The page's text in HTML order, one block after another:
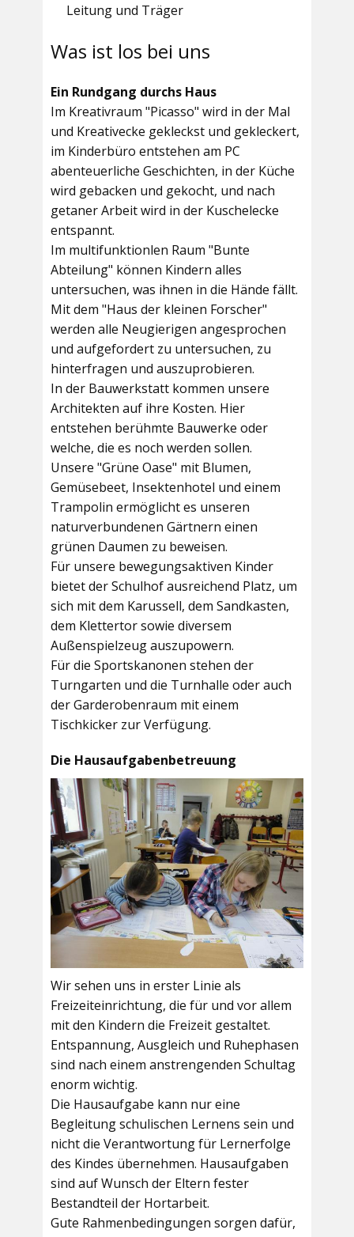
Leitung und Träger
Was ist los bei uns
Ein Rundgang durchs Haus
Im Kreativraum "Picasso" wird in der Mal
und Kreativecke gekleckst und gekleckert,
im Kinderbüro entstehen am PC
abenteuerliche Geschichten, in der Küche
wird gebacken und gekocht, und nach
getaner Arbeit wird in der Kuschelecke
entspannt.
Im multifunktionlen Raum "Bunte
Abteilung" können Kindern alles
untersuchen, was ihnen in die Hände fällt.
Mit dem "Haus der kleinen Forscher"
werden alle Neugierigen angesprochen
und aufgefordert zu untersuchen, zu
hinterfragen und auszuprobieren.
In der Bauwerkstatt kommen unsere
Architekten auf ihre Kosten. Hier
entstehen berühmte Bauwerke oder
welche, die es noch werden sollen.
Unsere "Grüne Oase" mit Blumen,
Gemüsebeet, Insektenhotel und einem
Trampolin ermöglicht es unseren
naturverbundenen Gärtnern einen
grünen Daumen zu beweisen.
Für unsere bewegungsaktiven Kinder
bietet derSchulhofausreichend Platz, um
sich mit dem Karussell, dem Sandkasten,
dem Klettertor sowie diversem
Außenspielzeug auszupowern.
Für die Sportskanonen stehen der
Turngarten und die Turnhalle oder auch
derGarderobenraum mit einem
Tischkicker zur Verfügung.
Die Hausaufgabenbetreuung
Wir sehen uns in erster Linie als
Freizeiteinrichtung, die für und vor allem
mit den Kindern die Freizeit gestaltet.
Entspannung, Ausgleich und Ruhephasen
sind nach einem anstrengenden Schultag
enorm wichtig.
Die Hausaufgabe kann nur eine
Begleitung schulischen Lernens sein und
nicht die Verantwortung für Lernerfolge
des Kindes übernehmen. Hausaufgaben
sind auf Wunsch der Eltern fester
Bestandteil der Hortarbeit.
Gute Rahmenbedingungen sorgen dafür,